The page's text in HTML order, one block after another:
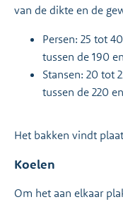
van de dikte en de
Persen: 25 tot
tussen de 190
Stansen: 20 tot
tussen de 220
Het bakken vindt
Koelen
Om het aan elkaar